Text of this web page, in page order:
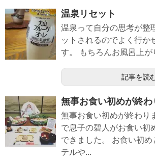
温泉リセット
温泉って自分の思考が整
ットされるのでよく行か
す。 もちろんお風呂上が
記事を読
無事お食い初めが終わ
無事お食い初めが終わり
で息子の碧人がお食い初
できました。 お食い初
テルや...